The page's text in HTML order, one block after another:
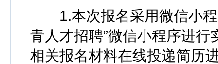
1.本次报名采用微信小程
青人才招聘”微信小程序进
相关报名材料在线投递简历